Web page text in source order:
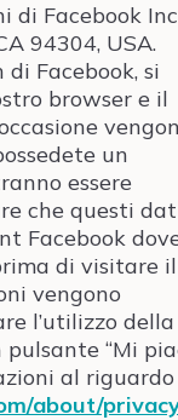
di Facebook
94304, USA.
Facebook, si
browser e il
un
essere
che questi
Facebook
di visitare il
vengono
l’utilizzo della
“Mi
al
about/